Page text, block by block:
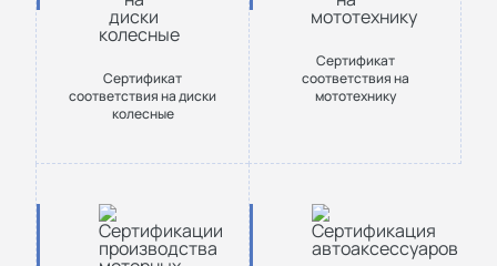
Сертификат
соответствия на диски
колесные
Сертификат
соответствия на
мототехнику